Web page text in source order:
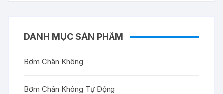
DANH MỤC SẢN PHẨM
Bơm Chân Không
Bơm Chân Không Tự Động